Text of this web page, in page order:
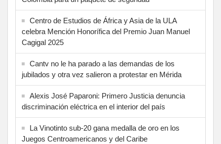
Centro de Estudios de África y Asia de la ULA
celebra Mención Honorífica del Premio Juan Manuel
Cagigal 2025
Cantv no le ha parado a las demandas de los
jubilados y otra vez salieron a protestar en Mérida
Alexis José Paparoni: Primero Justicia denuncia
discriminación eléctrica en el interior del país
La Vinotinto sub-20 gana medalla de oro en los
Juegos Centroamericanos y del Caribe